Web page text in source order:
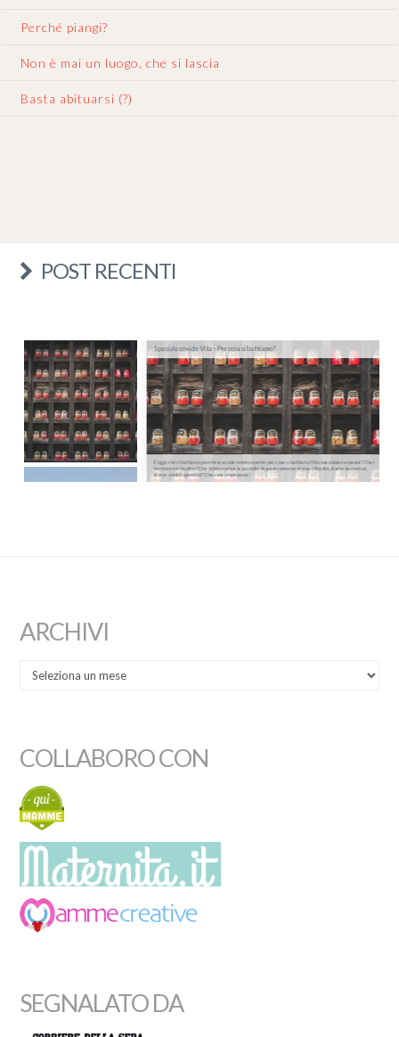
Perché piangi?
Non è mai un luogo, che si lascia
Basta abituarsi (?)
POST RECENTI
E oggi, che ci battiamo perché le scuole restino aperte, per cosa ci battiamo? Di cosa abbiamo paura? Che i
bambini non studino? Che si interrompa la sacralità di questo sistema sforna-cittadini, sforna-lavoratori,
sforna-soldati operativi? Che cosa vi spaventa?
Speciale covid e Vita - Per cosa ci battiamo?
ARCHIVI
COLLABORO CON
SEGNALATO DA